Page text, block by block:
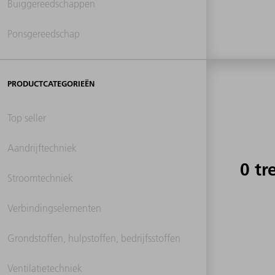
Buiggereedschappen
Ponsgereedschap
PRODUCTCATEGORIEËN
Top seller
Aandrijftechniek
Stroomtechniek
Verbindingselementen
Grondstoffen, hulpstoffen, bedrijfsstoffen
Ventilatietechniek
0